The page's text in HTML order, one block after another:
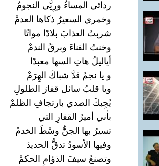
ردائي المساءُ ورِيَّي النجومُ
وخمري السعيرُ ذكاها العدمْ
شربتُ العذابَ بلادًا مواتًا
وخنتُ الفناءَ وبرقُ الندمْ
أياليلُ هاتِ السها معبدًا
و يا نجمُ قدَّ شباكَ الهِرَمْ
ويا قلبُ سائل قفارَ الطلولِ
يُجِبكَ الصدي بارتجافِ الظلمْ
بأني أميرُ القفارِ التي
تسيرُ بها الجنُّ وسْطَ الخدمْ
وفيها الأسودُ تدقُّ الحديدَ
وتصنعُ سيفَ الذؤامِ الحكمْ